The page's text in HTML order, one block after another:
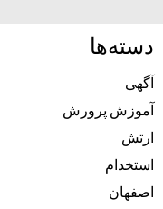
دسته‌ها
آگهی
آموزش پرورش
ارتش
استخدام
اصفهان